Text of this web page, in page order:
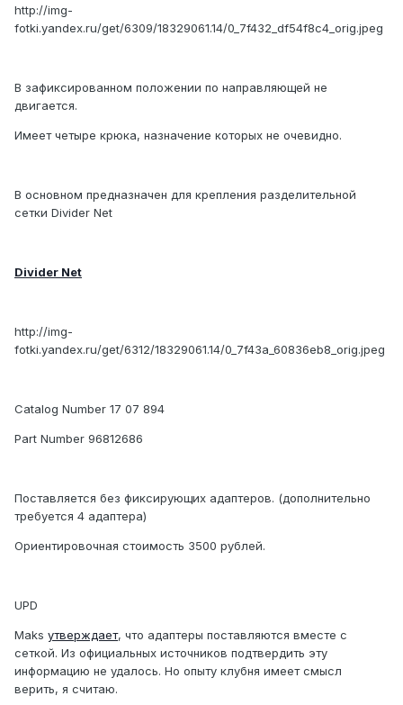
http://img-
fotki.yandex.ru/get/6309/18329061.14/0_7f432_df54f8c4_orig.jpeg
В зафиксированном положении по направляющей не
двигается.
Имеет четыре крюка, назначение которых не очевидно.
В основном предназначен для крепления разделительной
сетки Divider Net
Divider Net
http://img-
fotki.yandex.ru/get/6312/18329061.14/0_7f43a_60836eb8_orig.jpeg
Catalog Number 17 07 894
Part Number 96812686
Поставляется без фиксирующих адаптеров. (дополнительно
требуется 4 адаптера)
Ориентировочная стоимость 3500 рублей.
UPD
Maks утверждает, что адаптеры поставляются вместе с
сеткой. Из официальных источников подтвердить эту
информацию не удалось. Но опыту клубня имеет смысл
верить, я считаю.